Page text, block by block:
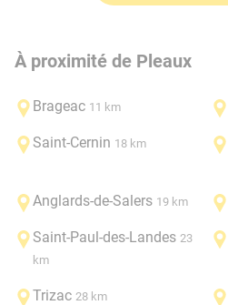
À proximité de Pleaux
Brageac 11 km
Saint-Cernin 18 km
Anglards-de-Salers 19 km
Saint-Paul-des-Landes 23
km
Trizac 28 km